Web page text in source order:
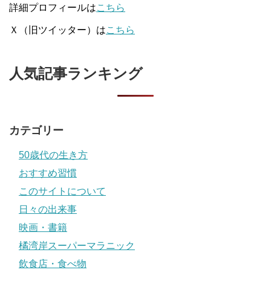
詳細プロフィールはこちら
Ｘ（旧ツイッター）はこちら
人気記事ランキング
カテゴリー
50歳代の生き方
おすすめ習慣
このサイトについて
日々の出来事
映画・書籍
橘湾岸スーパーマラニック
飲食店・食べ物